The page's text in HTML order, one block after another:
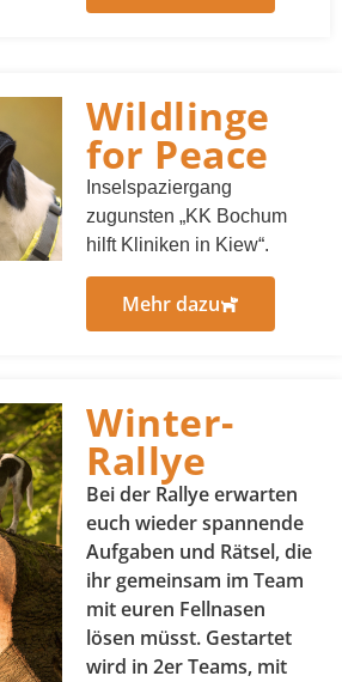
Wildlinge
for Peace
Inselspaziergang
zugunsten „KK Bochum
hilft Kliniken in Kiew“.
Mehr dazu
Winter-
Rallye
Bei der Rallye erwarten
euch wieder spannende
Aufgaben und Rätsel, die
ihr gemeinsam im Team
mit euren Fellnasen
lösen müsst. Gestartet
wird in 2er Teams, mit